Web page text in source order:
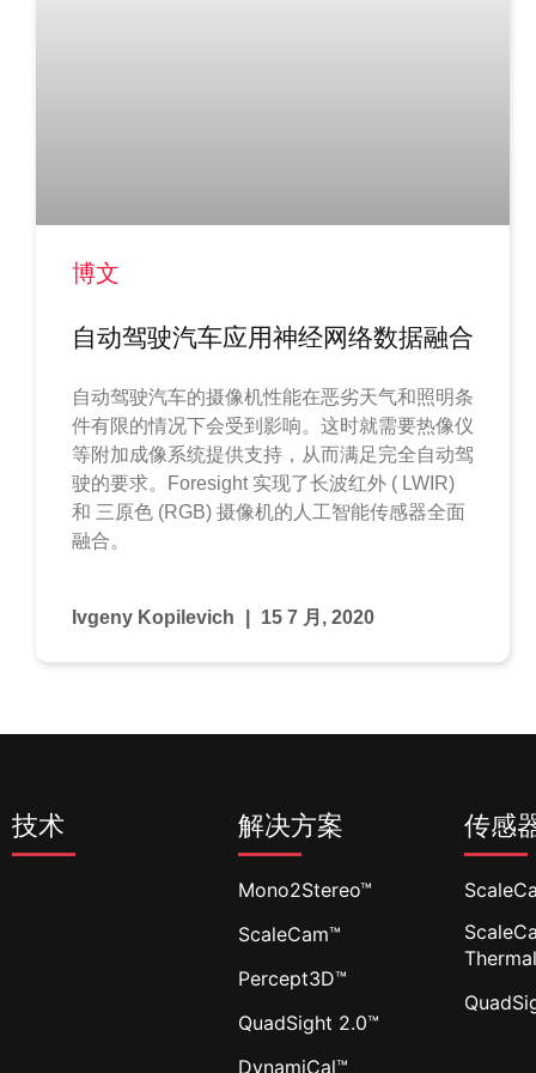
博文
自动驾驶汽车应用神经网络数据融合
自动驾驶汽车的摄像机性能在恶劣天气和照明条
件有限的情况下会受到影响。这时就需要热像仪
等附加成像系统提供支持，从而满足完全自动驾
驶的要求。Foresight 实现了长波红外 ( LWIR)
和 三原色 (RGB) 摄像机的人工智能传感器全面
融合。​
Ivgeny Kopilevich 15 7 月, 2020
技术 解决方案
Mono2Stereo™
ScaleCam™
Percept3D™
QuadSight 2.0™
DynamiCal™
传感